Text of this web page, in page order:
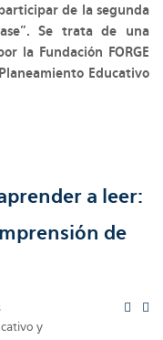
de la segunda
Se trata de una
la Fundación FORGE
Educativo
a leer:
de
y